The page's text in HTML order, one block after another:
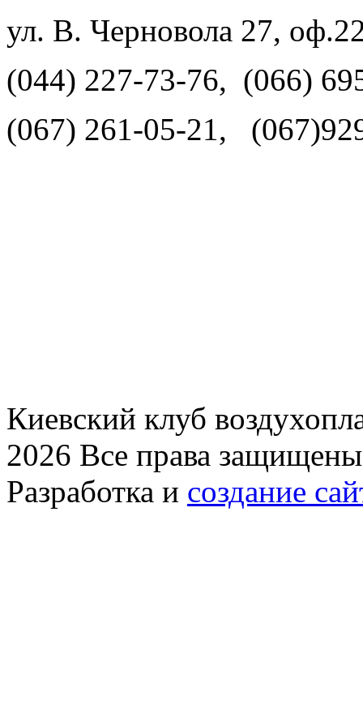
ул. В. Черновола 27,
(044) 227-73-76, (066)
(067) 261-05-21,
Киевский клуб
2026 Все права защищены
Разработка и создание